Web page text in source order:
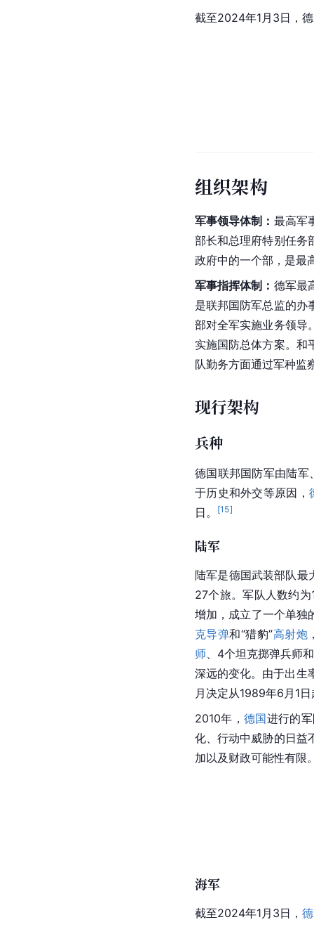
截至2024年1月3日，
组织架构
军事领导体制： 最高军
部长和总理府特别任务
政府中的一个部，是最
军事指挥体制： 德军最
是联邦国防军总监的办
部对全军实施业务领导
实施国防总体方案。和
队勤务方面通过军种监
现行架构
兵种
德国联邦国防军由陆军
于历史和外交等原因，
日。
[15]
陆军
陆军是德国武装部队最
27个旅。军队人数约
增加，成立了一个单独
克导弹和“猎豹”高射炮
师 、4个坦克掷弹兵师
深远的变化。由于出生
月决定从1989年6月1
2010年，德国进行的
化、行动中威胁的日益
加以及财政可能性有限
海军
截至2024年1月3日，